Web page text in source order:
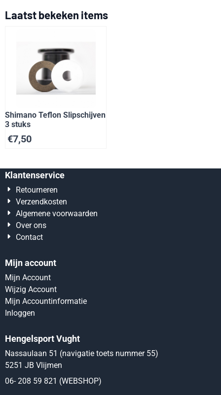
Laatst bekeken items
Shimano Teflon Slipschijven
3 stuks
€7,50
Klantenservice
Retourneren
Verzendkosten
Algemene voorwaarden
Over ons
Contact
Mijn account
Mijn Account
Wijzig Account
Mijn Accountinformatie
Inloggen
Hengelsport Vught
Nassaulaan 51 (navigatie toets nummer 55)
5251 JB Vlijmen
06- 208 59 821 (WEBSHOP)